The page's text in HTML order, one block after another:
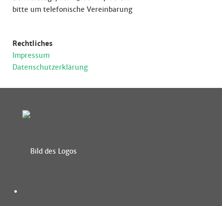
bitte um telefonische Vereinbarung
Rechtliches
Impressum
Datenschutzerklärung